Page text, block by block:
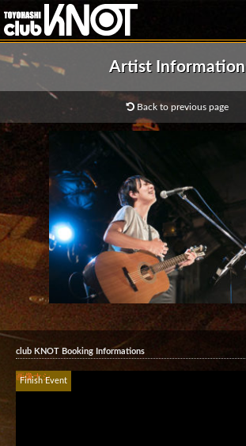
Artist Information
Back to previous page
club KNOT Booking Informations
画像ナシ
Finish Event